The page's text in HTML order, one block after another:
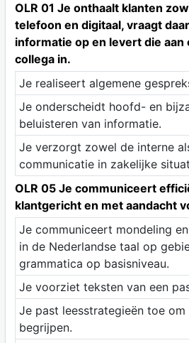
OLR 01 Je onthaalt klanten
telefoon en digitaal, vraagt
informatie op en levert die aan
collega in.
Je realiseert algemene
Je onderscheidt hoofd- en
beluisteren van informatie.
Je verzorgt zowel de interne
communicatie in zakelijke
OLR 05 Je communiceert
klantgericht en met aandacht
Je communiceert mondeling
in de Nederlandse taal op
grammatica op basisniveau.
Je voorziet teksten van een
Je past leesstrategieën toe
begrijpen.